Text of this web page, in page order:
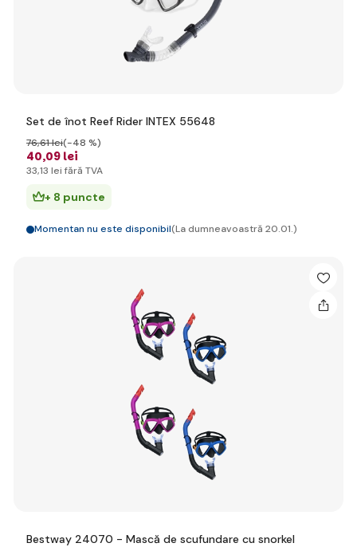
Set de înot Reef Rider INTEX 55648
40,09 lei
76,61 lei(-48 %)
33,13 lei fără TVA
+ 8 puncte
Momentan nu este disponibil(La dumneavoastră 20.01.)
Bestway 24070 - Mască de scufundare cu snorkel